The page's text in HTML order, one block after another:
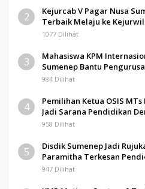
2
Kejurcab V Pagar Nusa
Terbaik Melaju ke
1077 Dilihat
3
Mahasiswa KPM
Sumenep Bantu
984 Dilihat
4
Pemilihan Ketua OSIS
Jadi Sarana Pendidikan
958 Dilihat
5
Disdik Sumenep Jadi
Paramitha Terkesan
947 Dilihat